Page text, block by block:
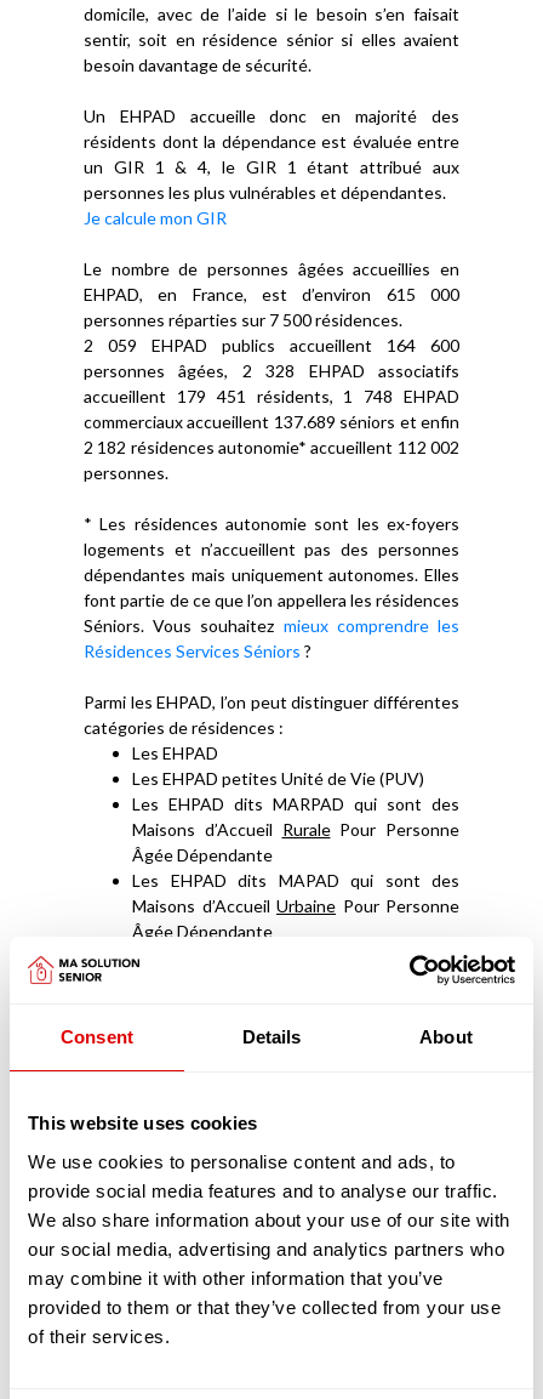
Consent Details About
This website uses cookies
We use cookies to personalise content and ads, to
provide social media features and to analyse our traffic.
We also share information about your use of our site with
our social media, advertising and analytics partners who
may combine it with other information that you’ve
provided to them or that they’ve collected from your use
of their services.
domicile, avec de l’aide si le besoin s’en faisait
sentir, soit en résidence sénior si elles avaient
besoin davantage de sécurité.
Un EHPAD accueille donc en majorité des
résidents dont la dépendance est évaluée entre
un GIR 1 & 4, le GIR 1 étant attribué aux
personnes les plus vulnérables et dépendantes.
Je calcule mon GIR
Le nombre de personnes âgées accueillies en
EHPAD, en France, est d’environ 615 000
personnes réparties sur 7 500 résidences.
2 059 EHPAD publics accueillent 164 600
personnes âgées, 2 328 EHPAD associatifs
accueillent 179 451 résidents, 1 748 EHPAD
commerciaux accueillent 137.689 séniors et enfin
2 182 résidences autonomie* accueillent 112 002
personnes.
* Les résidences autonomie sont les ex-foyers
logements et n’accueillent pas des personnes
dépendantes mais uniquement autonomes. Elles
font partie de ce que l’on appellera les résidences
Séniors. Vous souhaitez mieux comprendre les
Résidences Services Séniors ?
Parmi les EHPAD, l’on peut distinguer différentes
catégories de résidences :
Les EHPAD
Les EHPAD petites Unité de Vie (PUV)
Les EHPAD dits MARPAD qui sont des
Maisons d’Accueil RuralePour Personne
Âgée Dépendante
Les EHPAD dits MAPAD qui sont des
Maisons d’Accueil Urbaine Pour Personne
Âgée Dépendante
Les EHPAD très médicalisés que sont les
USLD (Unités de Soins Longue Durée)
de jour ou de nuit.
Les EHPAD dits petites unité de vie (PUV)
leur petite capacité et du statut des
intervenants soignants. Elles ne comptent
généralement au maximum que 25 places qui sont
médicalisées. Les chambres peuvent
s’apparenter à des studios avec des petites
kitchenettes. Le personnel soignant, à la
différence des EHPAD classiques, peut être soit
salarié (tout comme dans les EHPAD classiques),
soit libéral auquel cas le résident fait appel à ses